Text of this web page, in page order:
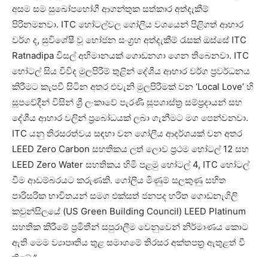
අසම සම සුඛෝපභෝගී ආගන්තුක සත්කාර අත්දැකීම්
පිරිනමනවා. ITC හෝටල්වල ගෝලීය වශයෙන් පිළිගත් ආහාර
වර්ග ද, සුවිශේෂී වූ භෝජන සංග්‍රහ අත්දැකීම් රැසක් ඔස්සේ ITC
Ratnadipa විසල් අභිමානයක් ගොඩනගා ගෙන තිබෙනවා. ITC
හෝටල් සිය විවිද මුලපිරීම් තුළින් දේශීය ආහාර වර්ග ප්‍රවර්ධනය
කිරීමට කැපවී සිටින අතර එවැනි මුලපිරීමක් වන ‘Local Love’ හි
සූපවේදීන් විසින් ශ්‍රී ලංකාවේ පැරණි සූපශාස්ත්‍ර සම්ප්‍රදායන් සහ
දේශීය ආහාර වලින් ප්‍රබෝධයක් ලබා ගැනීමට මග පෙන්වනවා.
ITC යනු තිරසරත්වය සඳහා වන ගෝලීය ආදර්ශයක් වන අතර
LEED Zero Carbon සහතිකය ලත් ලොව ප්‍රථම හෝටල් 12 සහ
LEED Zero Water සහතිකය හිමි පළමු හෝටල් 4, ITC හෝටල්
වීම ආඩම්බරයට කරුණකි. ගෝලීය මිණුම් සලකුණු සහිත
පාරිසරික භාවිතයන් සමග එක්සත් ජනපද හරිත ගොඩනැගිලි
කවුන්සිලයේ (US Green Building Council) LEED Platinum
සහතික කිරීමේ ප්‍රමිතීන් සපුරාලීම වෙනුවෙන් නිර්මාණය කොට
ඇති මෙම ව්‍යාපෘතිය තුළ සමාගමේ තිරසර අක්තපත්‍ර ඇතුළත් වී